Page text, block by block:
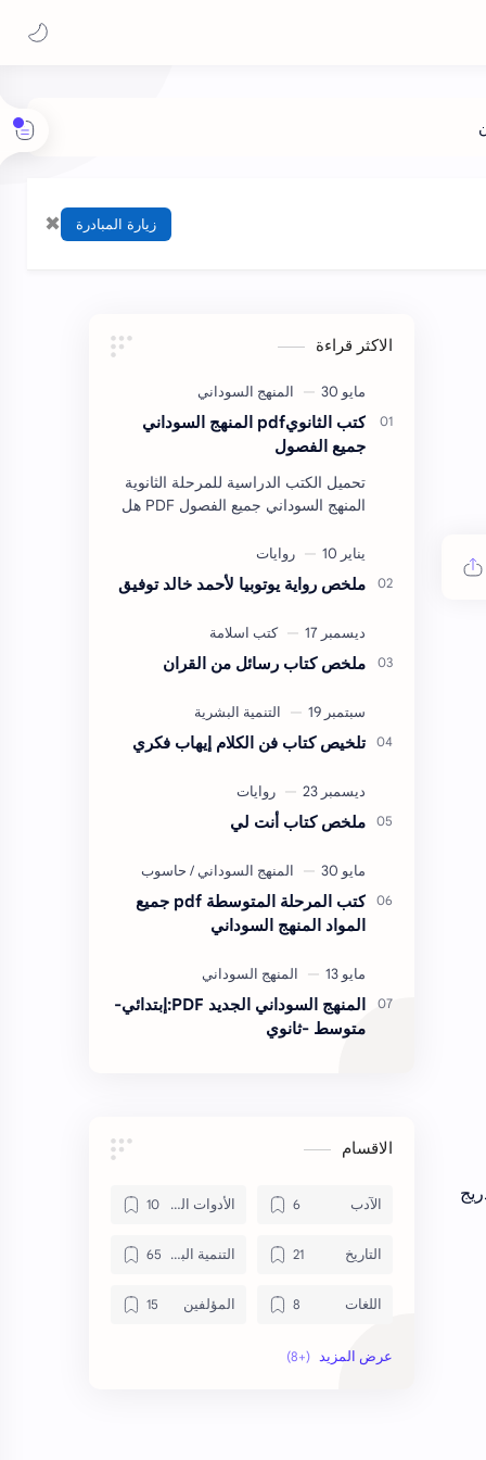
زيارة المبادرة ✖
الاكثر قراءة
كتب الثانويpdf المنهج السوداني
جميع الفصول
تحميل الكتب الدراسية للمرحلة الثانوية
المنهج السوداني جميع الفصول PDF هل
لجميع …
ملخص رواية يوتوبيا لأحمد خالد توفيق
ملخص كتاب رسائل من القران
تلخيص كتاب فن الكلام إيهاب فكري
ملخص كتاب أنت لي
كتب المرحلة المتوسطة pdf جميع
المواد المنهج السوداني
المنهج السوداني الجديد PDF:إبتدائي-
متوسط -ثانوي
الاقسام
الآدب الأدوات المساعدة للكتب
التاريخ التنمية البشرية
اللغات المؤلفين
المنهج السوداني